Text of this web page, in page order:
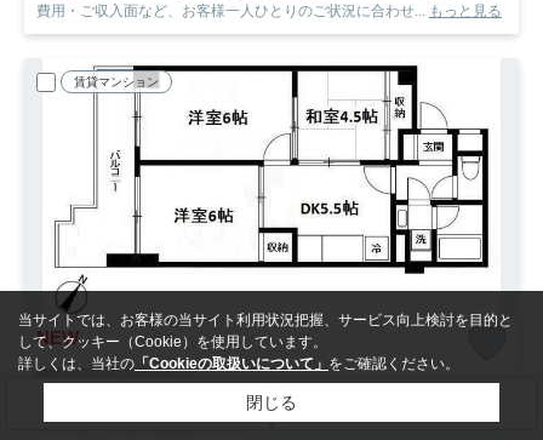
費用・ご収入面など、お客様一人ひとりのご状況に合わせ... もっと見る
賃貸マンション
NEW
横浜市旭区中希望が丘
8.2万円管理/共益費5,000円
当サイトでは、お客様の当サイト利用状況把握、サービス向上検討を目的と
して、クッキー（Cookie）を使用しています。
詳しくは、当社の 「Cookieの取扱いについて」 をご確認ください。
閉じる